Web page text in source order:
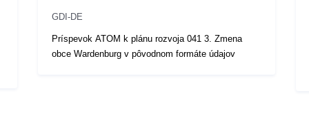
GDI-DE
Príspevok ATOM k plánu rozvoja 041 3. Zmena
obce Wardenburg v pôvodnom formáte údajov